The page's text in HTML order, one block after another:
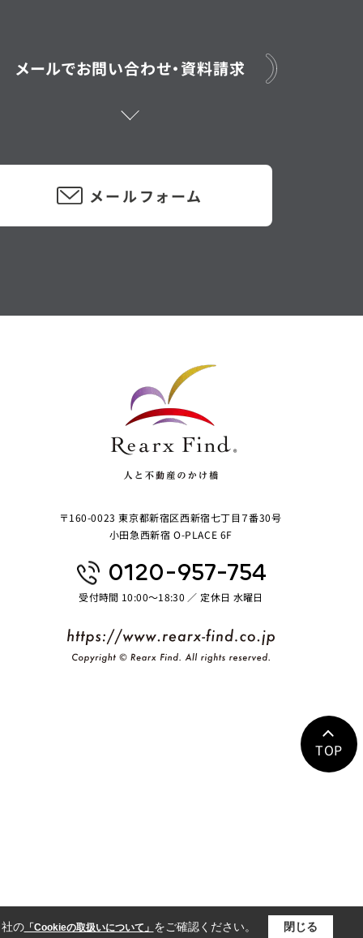
TOP
メールでお問い合わせ・資料請求
メールフォーム
〒160-0023 東京都新宿区西新宿七丁目７番30号
小田急西新宿 O-PLACE 6F
0120-957-754
受付時間 10:00〜18:30 ／ 定休日 水曜日
の「Cookieの取扱いについて」 をご確認ください。 閉じる